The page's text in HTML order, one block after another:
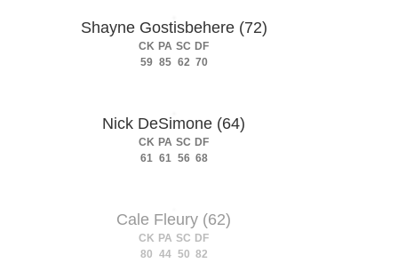
Shayne Gostisbehere (72)
CK PA SC DF
59 85 62 70
Nick DeSimone (64)
CK PA SC DF
61 61 56 68
Cale Fleury (62)
CK PA SC DF
80 44 50 82